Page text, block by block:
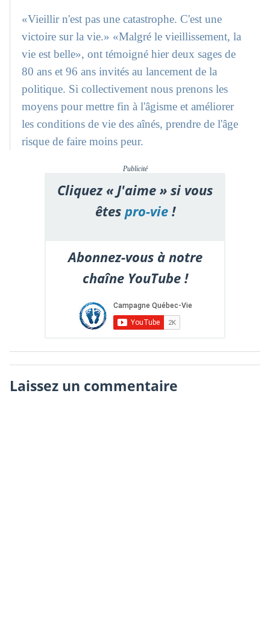
«Vieillir n'est pas une catastrophe. C'est une
victoire sur la vie.» «Malgré le vieillissement, la
vie est belle», ont témoigné hier deux sages de
80 ans et 96 ans invités au lancement de la
politique. Si collectivement nous prenons les
moyens pour mettre fin à l'âgisme et améliorer
les conditions de vie des aînés, prendre de l'âge
risque de faire moins peur.
Publicité
Cliquez « J'aime » si vous
êtespro-vie!
Abonnez-vous à notre
chaîne YouTube !
Laissez un commentaire